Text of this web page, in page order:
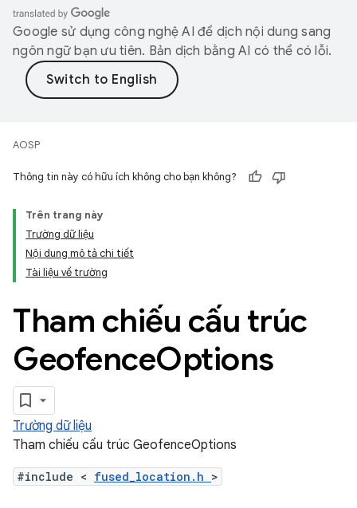
Google sử dụng công nghệ AI để dịch nội dung sang
ngôn ngữ bạn ưu tiên. Bản dịch bằng AI có thể có lỗi.
AOSP
Thông tin này có hữu ích không cho bạn không?
Trên trang này
Trường dữ liệu
Nội dung mô tả chi tiết
Tài liệu về trường
Tham chiếu cấu trúc
GeofenceOptions
Trường dữ liệu
Tham chiếu cấu trúc GeofenceOptions
#include < fused_location.h >